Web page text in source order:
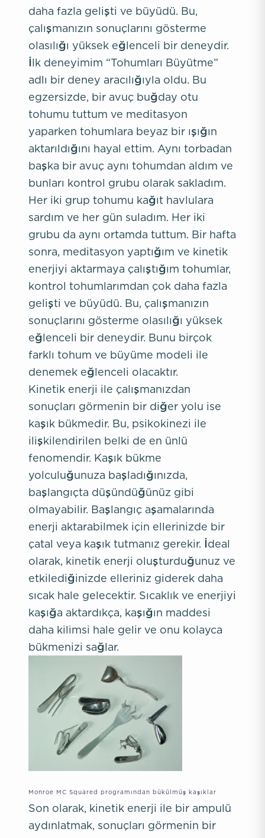
daha fazla gelişti ve büyüdü. Bu,
çalışmanızın sonuçlarını gösterme
olasılığı yüksek eğlenceli bir deneydir.
İlk deneyimim “Tohumları Büyütme”
adlı bir deney aracılığıyla oldu. Bu
egzersizde, bir avuç buğday otu
tohumu tuttum ve meditasyon
yaparken tohumlara beyaz bir ışığın
aktarıldığını hayal ettim. Aynı torbadan
başka bir avuç aynı tohumdan aldım ve
bunları kontrol grubu olarak sakladım.
Her iki grup tohumu kağıt havlulara
sardım ve her gün suladım. Her iki
grubu da aynı ortamda tuttum. Bir hafta
sonra, meditasyon yaptığım ve kinetik
enerjiyi aktarmaya çalıştığım tohumlar,
kontrol tohumlarımdan çok daha fazla
gelişti ve büyüdü. Bu, çalışmanızın
sonuçlarını gösterme olasılığı yüksek
eğlenceli bir deneydir. Bunu birçok
farklı tohum ve büyüme modeli ile
denemek eğlenceli olacaktır.
Kinetik enerji ile çalışmanızdan
sonuçları görmenin bir diğer yolu ise
kaşık bükmedir. Bu, psikokinezi ile
ilişkilendirilen belki de en ünlü
fenomendir. Kaşık bükme
yolculuğunuza başladığınızda,
başlangıçta düşündüğünüz gibi
olmayabilir. Başlangıç aşamalarında
enerji aktarabilmek için ellerinizde bir
çatal veya kaşık tutmanız gerekir. İdeal
olarak, kinetik enerji oluşturduğunuz ve
etkilediğinizde elleriniz giderek daha
sıcak hale gelecektir. Sıcaklık ve enerjiyi
kaşığa aktardıkça, kaşığın maddesi
daha kilimsi hale gelir ve onu kolayca
bükmenizi sağlar.
Monroe MC Squared programından bükülmüş kaşıklar
Son olarak, kinetik enerji ile bir ampulü
aydınlatmak, sonuçları görmenin bir